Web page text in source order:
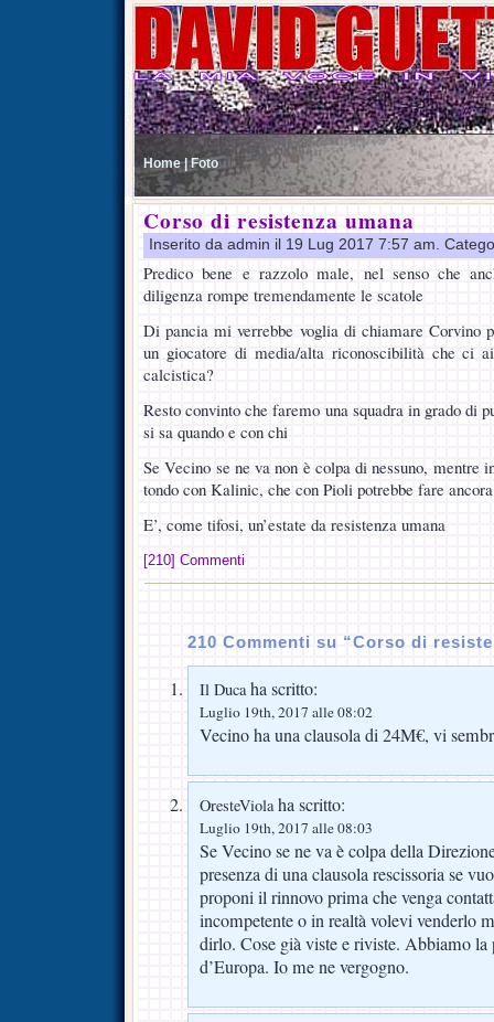
Home | Foto
Corso di resistenza umana
Inserito da admin il 19 Lug 2017 7:57 am.
Predico bene e razzolo male, nel senso che
diligenza rompe tremendamente le scatole
Di pancia mi verrebbe voglia di chiamare Corvino
un giocatore di media/alta riconoscibilità che ci
calcistica?
Resto convinto che faremo una squadra in grado di
si sa quando e con chi
Se Vecino se ne va non è colpa di nessuno, mentre
tondo con Kalinic, che con Pioli potrebbe fare
E’, come tifosi, un’estate da resistenza umana
[210] Commenti
210 Commenti su “Corso di
Il Ducaha scritto:
Luglio 19th, 2017 alle 08:02
Vecino ha una clausola di 24M€, vi
OresteViolaha scritto:
Luglio 19th, 2017 alle 08:03
Se Vecino se ne va è colpa della
presenza di una clausola rescissoria se
proponi il rinnovo prima che venga
incompetente o in realtà volevi venderlo
dirlo. Cose già viste e riviste. Abbiamo la
d’Europa. Io me ne vergogno.